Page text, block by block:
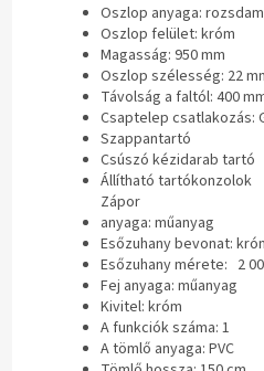
Oszlop anyaga:
Oszlop felület: króm
Magasság: 950 mm
Oszlop szélesség: 22
Távolság a faltól: 400
Csaptelep csatlakozás:
Szappantartó
Csúszó kézidarab tartó
Állítható tartókonzolok
Zápor
anyaga: műanyag
Esőzuhany bevonat:
Esőzuhany mérete: 2
Fej anyaga: műanyag
Kivitel: króm
A funkciók száma: 1
A tömlő anyaga: PVC